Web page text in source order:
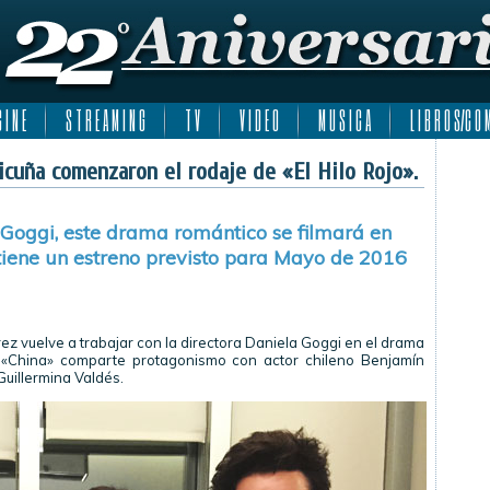
N E S T R E A M I N G T V V I D E O M U S I C A L I B R O S/C O
comenzaron el rodaje de «El Hilo Rojo».
este drama romántico se filmará en
un estreno previsto para Mayo de 2016
vuelve a trabajar con la directora Daniela Goggi en el drama
comparte protagonismo con actor chileno Benjamín
Valdés.